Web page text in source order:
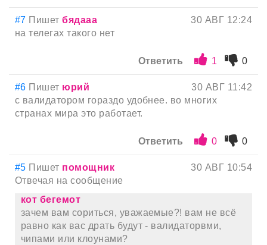
#7 Пишетбядааа
30 АВГ 12:24
на телегах такого нет
Ответить 1 0
#6 Пишет юрий
30 АВГ 11:42
с валидатором гораздо удобнее. во многих
странах мира это работает.
Ответить 0 0
#5 Пишет помощник
30 АВГ 10:54
Отвечая на сообщение
кот бегемот
зачем вам сориться, уважаемые?! вам не всё
равно как вас драть будут - валидаторвми,
чипами или клоунами?